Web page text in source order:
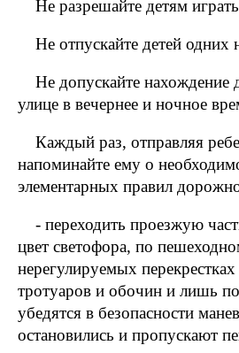
Не разрешайте детям
Не отпускайте детей одних
Не допускайте нахождение
улице в вечернее и ночное
Каждый раз, отправляя
напоминайте ему о
элементарных правил
- переходить проезжую
цвет светофора, по
нерегулируемых
тротуаров и обочин и лишь
убедятся в безопасности
остановились и пропускают